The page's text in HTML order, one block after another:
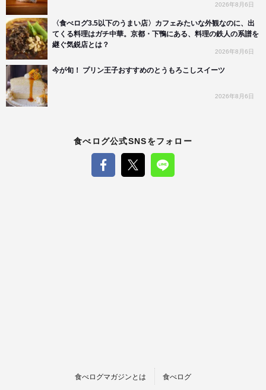
2026年8月6日
〈食べログ3.5以下のうまい店〉カフェみたいな外観なのに、出
てくる料理はガチ中華。京都・下鴨にある、料理の鉄人の系譜を
継ぐ気鋭店とは？
2026年8月6日
今が旬！ プリン王子おすすめのとうもろこしスイーツ
2026年8月6日
食べログ公式SNSをフォロー
食べログマガジンとは 食べログ